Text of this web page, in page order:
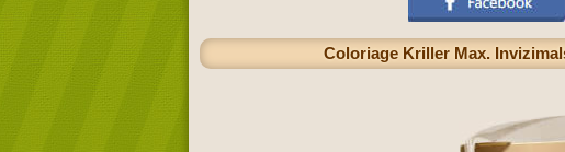
Coloriage Kriller Max.